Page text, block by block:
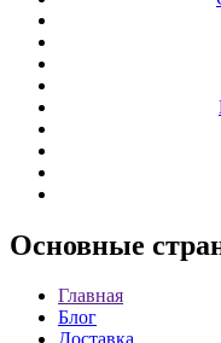
Основные
Главная
Блог